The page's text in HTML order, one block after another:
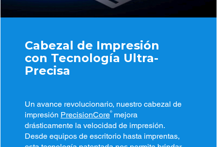
Cabezal de Impresión
con Tecnología Ultra-
Precisa
Un avance revolucionario, nuestro cabezal de
impresión PrecisionCore®mejora
drásticamente la velocidad de impresión.
Desde equipos de escritorio hasta imprentas,